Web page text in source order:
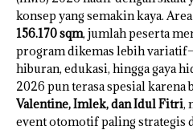
konsep yang semakin kaya.
156.170 sqm, jumlah peserta
program dikemas lebih
hiburan, edukasi, hingga gaya
2026 pun terasa spesial karena
Valentine, Imlek, dan Idul Fitri,
event otomotif paling strategis